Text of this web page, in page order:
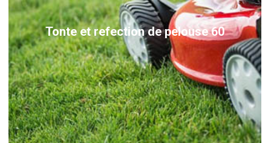
Tonte et refection de pelouse 60